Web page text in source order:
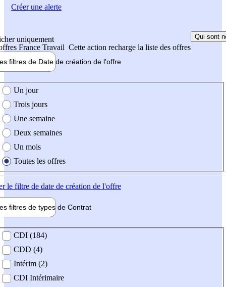
uniquement
France Travail Cette action recharge la liste des offres
Qui sont
filtres de Date de création de l'offre
création de l'offre
Un jour
Trois jours
Une semaine
Deux semaines
Un mois
Toutes les offres
le filtre de date de création de l'offre
filtres de types de Contrat
contrat
CDI (184)
CDD (4)
Intérim (2)
CDI Intérimaire
Créer une alerte